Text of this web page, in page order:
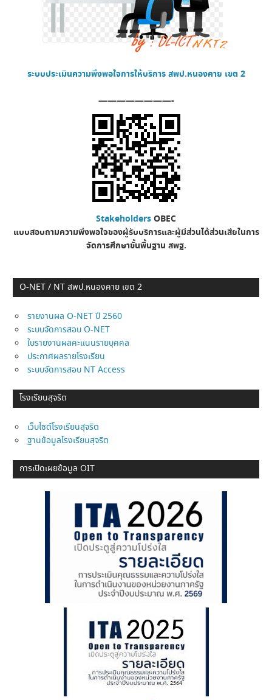
ระบบประเมินความพึงพอใจการให้บริการสพป.หนองคาย เขต 2
————————-
StakeholdersOBEC
แบบสอบถามความพึงพอใจของผู้รับบริการและผู้มีส่วนได้ส่วนเสียในการ
จัดการศึกษาขั้นพื้นฐาน สพฐ.
O-NET / NT สพป.หนองคาย เขต 2
รายงานผล O-NET ปี 2560
ระบบจัดการสอบ O-NET
ใบรายงานผลคะแนนรายบุคคล
ประกาศผลรายโรงเรียน
ระบบจัดการสอบ NT Access
โรงเรียนสุจริต
เว็บไซต์โรงเรียนสุจริต
ฐานข้อมูลโรงเรียนสุจริต
การเปิดเผยข้อมูล OIT